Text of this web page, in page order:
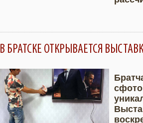
В БРАТСКЕ ОТКРЫВАЕТСЯ
Подробнее